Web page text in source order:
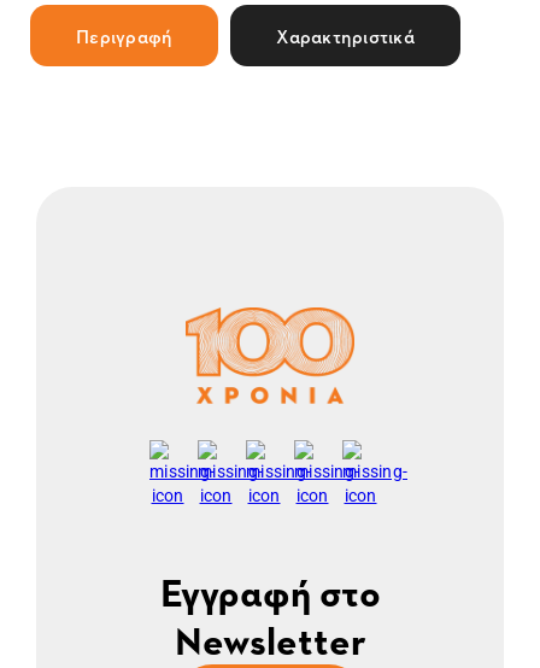
Περιγραφή Χαρακτηριστικά
Εγγραφή στο
Newsletter